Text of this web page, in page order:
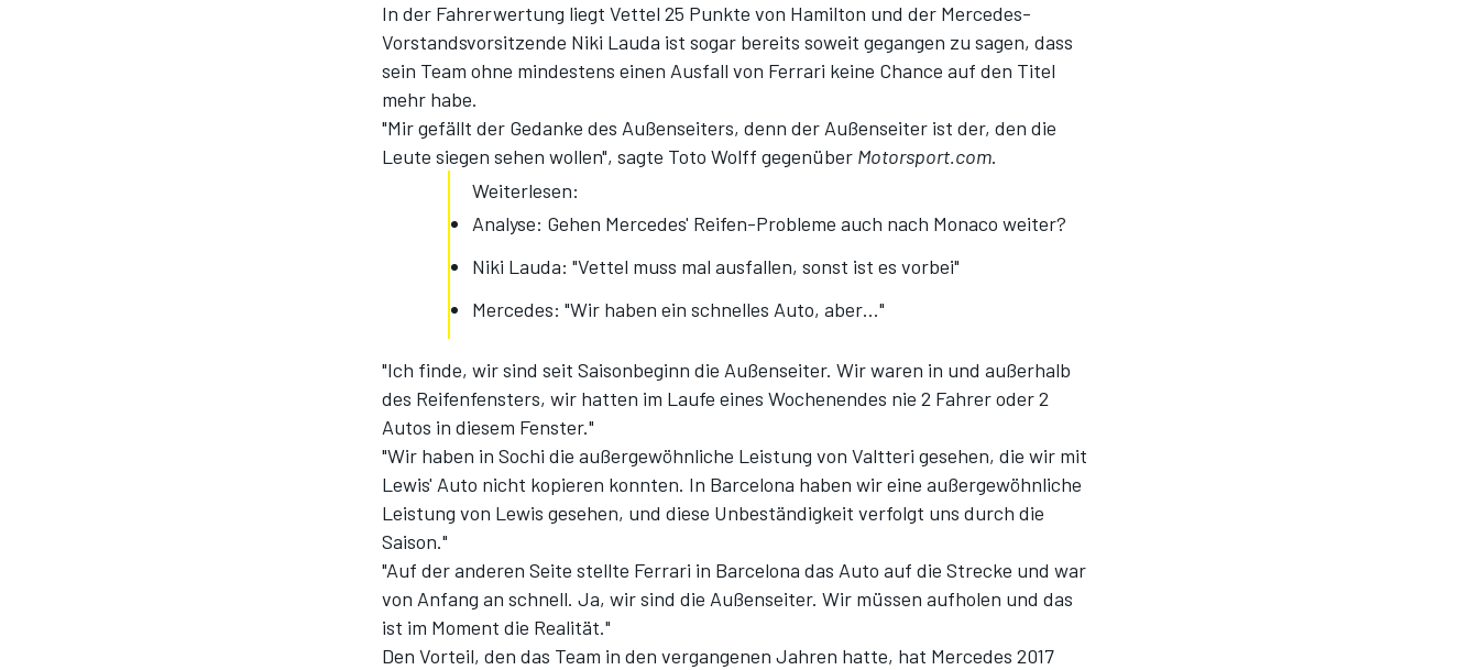
In der Fahrerwertung liegt Vettel 25 Punkte von Hamilton und der Mercedes-
Vorstandsvorsitzende Niki Lauda ist sogar bereits soweit gegangen zu sagen, dass
sein Team ohne mindestens einen Ausfall von Ferrari keine Chance auf den Titel
mehr habe.
"Mir gefällt der Gedanke des Außenseiters, denn der Außenseiter ist der, den die
Leute siegen sehen wollen", sagte Toto Wolff gegenüber Motorsport.com.
Weiterlesen:
Analyse: Gehen Mercedes' Reifen-Probleme auch nach Monaco weiter?
Niki Lauda: "Vettel muss mal ausfallen, sonst ist es vorbei"
Mercedes: "Wir haben ein schnelles Auto, aber…"
"Ich finde, wir sind seit Saisonbeginn die Außenseiter. Wir waren in und außerhalb
des Reifenfensters, wir hatten im Laufe eines Wochenendes nie 2 Fahrer oder 2
Autos in diesem Fenster."
"Wir haben in Sochi die außergewöhnliche Leistung von Valtteri gesehen, die wir mit
Lewis' Auto nicht kopieren konnten. In Barcelona haben wir eine außergewöhnliche
Leistung von Lewis gesehen, und diese Unbeständigkeit verfolgt uns durch die
Saison."
"Auf der anderen Seite stellte Ferrari in Barcelona das Auto auf die Strecke und war
von Anfang an schnell. Ja, wir sind die Außenseiter. Wir müssen aufholen und das
ist im Moment die Realität."
Den Vorteil, den das Team in den vergangenen Jahren hatte, hat Mercedes 2017